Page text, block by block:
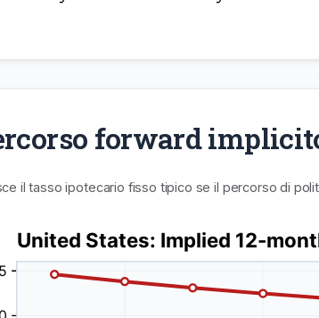
forward
il tasso ipotecario fisso tipico se il percorso di